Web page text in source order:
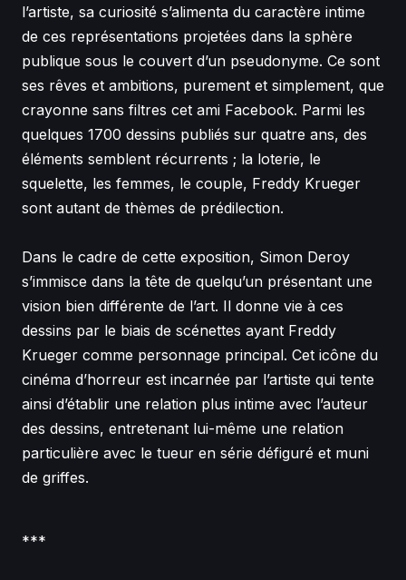
l’artiste, sa curiosité s’alimenta du caractère intime
de ces représentations projetées dans la sphère
publique sous le couvert d’un pseudonyme. Ce sont
ses rêves et ambitions, purement et simplement, que
crayonne sans filtres cet ami Facebook. Parmi les
quelques 1700 dessins publiés sur quatre ans, des
éléments semblent récurrents ; la loterie, le
squelette, les femmes, le couple, Freddy Krueger
sont autant de thèmes de prédilection.
Dans le cadre de cette exposition, Simon Deroy
s’immisce dans la tête de quelqu’un présentant une
vision bien différente de l’art. Il donne vie à ces
dessins par le biais de scénettes ayant Freddy
Krueger comme personnage principal. Cet icône du
cinéma d’horreur est incarnée par l’artiste qui tente
ainsi d’établir une relation plus intime avec l’auteur
des dessins, entretenant lui-même une relation
particulière avec le tueur en série défiguré et muni
de griffes.
***